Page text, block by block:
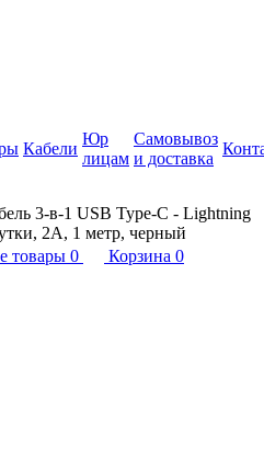
Кабели
Юр
лицам
Самовывоз
и доставка
3-в-1 USB Type-C - Lightning
2А, 1 метр, черный
товары 0 Корзина 0